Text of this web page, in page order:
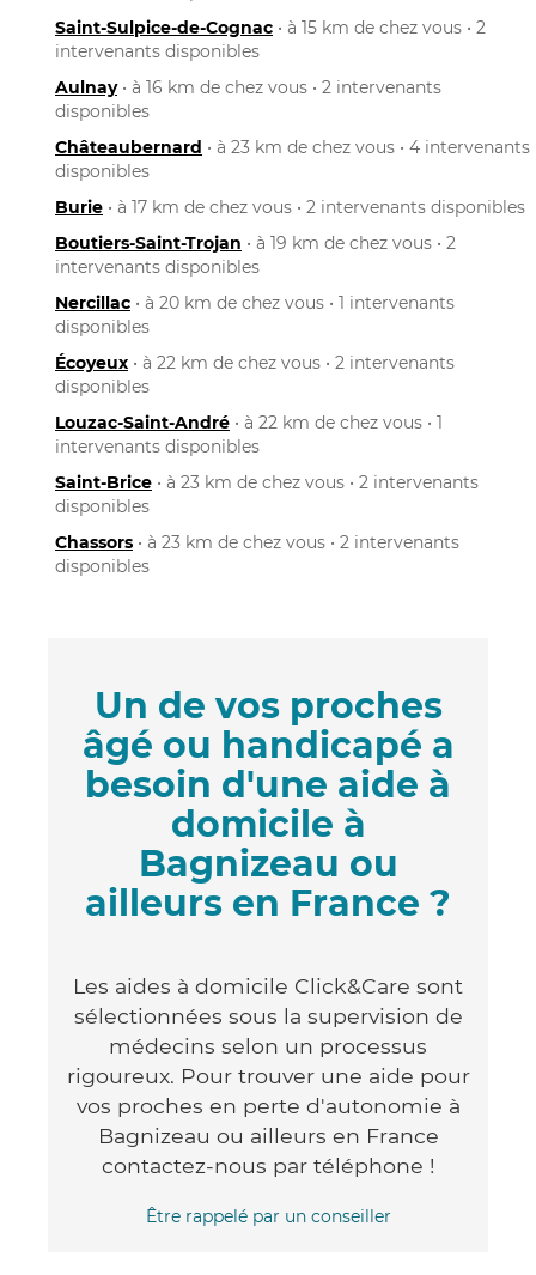
Saint-Sulpice-de-Cognac • à 15 km de chez vous • 2
intervenants disponibles
Aulnay• à 16 km de chez vous • 2 intervenants
disponibles
Châteaubernard • à 23 km de chez vous • 4 intervenants
disponibles
Burie • à 17 km de chez vous • 2 intervenants disponibles
Boutiers-Saint-Trojan • à 19 km de chez vous • 2
intervenants disponibles
Nercillac • à 20 km de chez vous • 1 intervenants
disponibles
Écoyeux • à 22 km de chez vous • 2 intervenants
disponibles
Louzac-Saint-André • à 22 km de chez vous • 1
intervenants disponibles
Saint-Brice • à 23 km de chez vous • 2 intervenants
disponibles
Chassors • à 23 km de chez vous • 2 intervenants
disponibles
Un de vos proches
âgé ou handicapé a
besoin d'une aide à
domicile à
Bagnizeau ou
ailleurs en France ?
Les aides à domicile Click&Care sont
sélectionnées sous la supervision de
médecins selon un processus
rigoureux. Pour trouver une aide pour
vos proches en perte d'autonomie à
Bagnizeau ou ailleurs en France
contactez-nous par téléphone !
Être rappelé par un conseiller